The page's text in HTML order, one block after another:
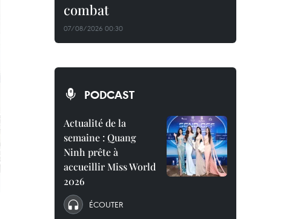
combat
07/08/2026 00:30
PODCAST
Actualité de la
semaine : Quang
Ninh prête à
accueillir Miss World
2026
ÉCOUTER